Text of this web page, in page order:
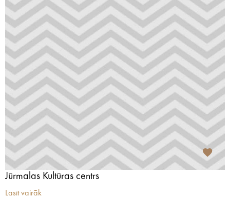
Jūrmalas Kultūras centrs
Lasīt vairāk